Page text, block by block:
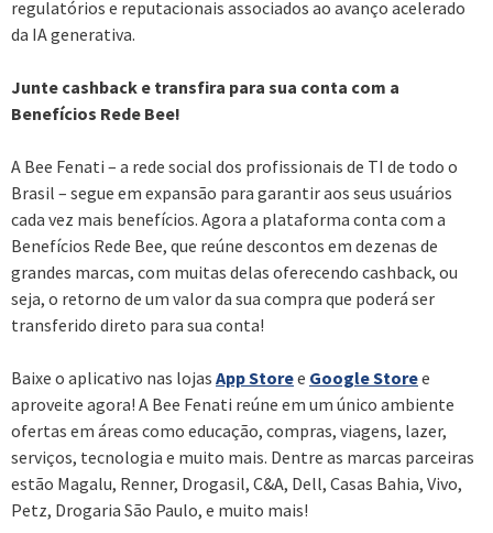
regulatórios e reputacionais associados ao avanço acelerado
da IA generativa.
Junte cashback e transfira para sua conta com a
Benefícios Rede Bee!
A Bee Fenati – a rede social dos profissionais de TI de todo o
Brasil – segue em expansão para garantir aos seus usuários
cada vez mais benefícios. Agora a plataforma conta com a
Benefícios Rede Bee, que reúne descontos em dezenas de
grandes marcas, com muitas delas oferecendo cashback, ou
seja, o retorno de um valor da sua compra que poderá ser
transferido direto para sua conta!
Baixe o aplicativo nas lojas App Storee Google Storee
aproveite agora! A Bee Fenati reúne em um único ambiente
ofertas em áreas como educação, compras, viagens, lazer,
serviços, tecnologia e muito mais. Dentre as marcas parceiras
estão Magalu, Renner, Drogasil, C&A, Dell, Casas Bahia, Vivo,
Petz, Drogaria São Paulo, e muito mais!